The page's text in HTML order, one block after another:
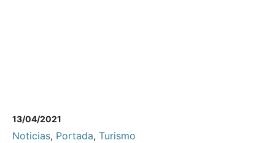
13/04/2021
Noticias, Portada, Turismo